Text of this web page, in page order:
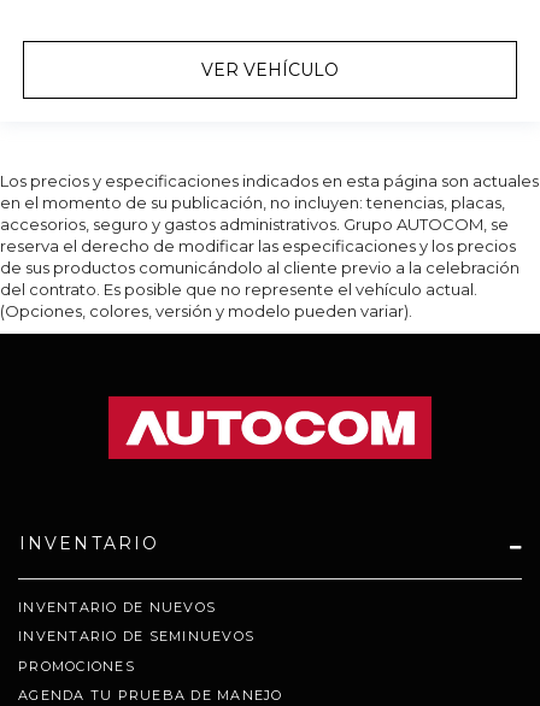
VER VEHÍCULO
Los precios y especificaciones indicados en esta página son actuales
en el momento de su publicación, no incluyen: tenencias, placas,
accesorios, seguro y gastos administrativos. Grupo AUTOCOM, se
reserva el derecho de modificar las especificaciones y los precios
de sus productos comunicándolo al cliente previo a la celebración
del contrato. Es posible que no represente el vehículo actual.
(Opciones, colores, versión y modelo pueden variar).
INVENTARIO
INVENTARIO DE NUEVOS
INVENTARIO DE SEMINUEVOS
PROMOCIONES
AGENDA TU PRUEBA DE MANEJO